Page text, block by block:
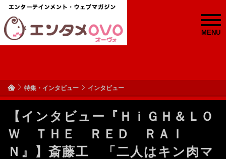
MENU
特集・インタビュー インタビュー
【インタビュー『ＨｉＧＨ＆ＬＯ
Ｗ ＴＨＥ ＲＥＤ ＲＡＩ
Ｎ』】斎藤工 「二人はキン肉マ